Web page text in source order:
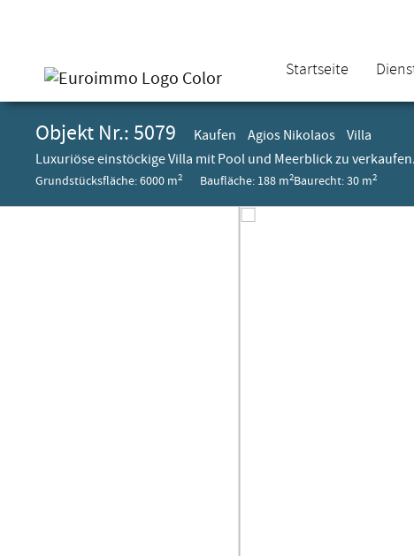
Startseite
Objekt Nr.: 5079 Kaufen Agios Nikolaos
Villa
Luxuriöse einstöckige Villa mit Pool und Meerblick zu
Grundstücksfläche: 6000 m2 Baufläche: 188 m2Baurecht: 30 m2